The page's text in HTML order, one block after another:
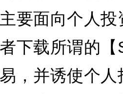
要面向个人
下载所谓的
，并诱使个